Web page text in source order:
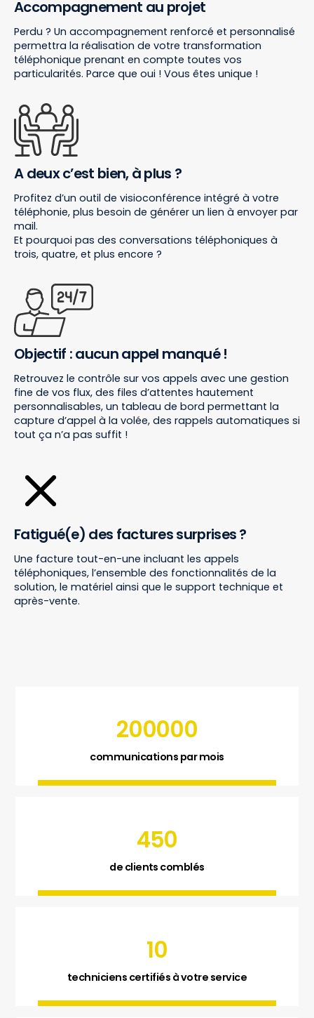
Accompagnement au projet
Perdu ? Un accompagnement renforcé et personnalisé
permettra la réalisation de votre transformation
téléphonique prenant en compte toutes vos
particularités. Parce que oui ! Vous êtes unique !
A deux c’est bien, à plus ?
Profitez d’un outil de visioconférence intégré à votre
téléphonie, plus besoin de générer un lien à envoyer par
mail.
Et pourquoi pas des conversations téléphoniques à
trois, quatre, et plus encore ?
Objectif : aucun appel manqué !
Retrouvez le contrôle sur vos appels avec une gestion
fine de vos flux, des files d’attentes hautement
personnalisables, un tableau de bord permettant la
capture d’appel à la volée, des rappels automatiques si
tout ça n’a pas suffit !
Fatigué(e) des factures surprises ?
Une facture tout-en-une incluant les appels
téléphoniques, l’ensemble des fonctionnalités de la
solution, le matériel ainsi que le support technique et
après-vente.
200000
communications par mois
450
de clients comblés
10
techniciens certifiés à votre service